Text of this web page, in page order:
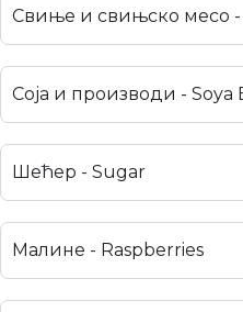
Свиње и свињско месо -
Соја и производи -
Шећер - Sugar
Малине - Raspberries